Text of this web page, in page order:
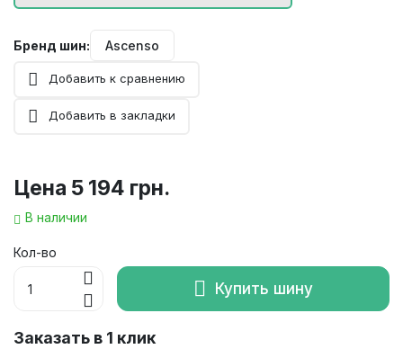
Бренд шин: Ascenso
Добавить к сравнению
Добавить в закладки
Цена 5 194 грн.
В наличии
Кол-во
Купить шину
Заказать в 1 клик